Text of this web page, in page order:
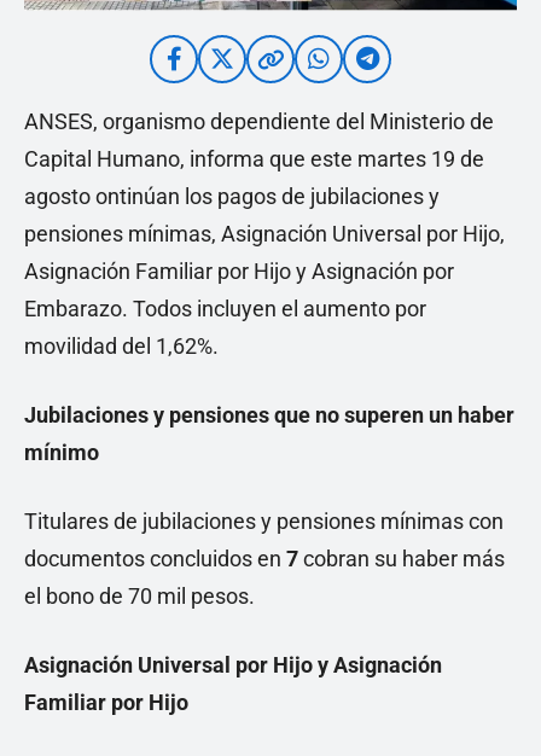
ANSES, organismo dependiente del Ministerio de
Capital Humano, informa que este martes 19 de
agosto ontinúan los pagos de jubilaciones y
pensiones mínimas, Asignación Universal por Hijo,
Asignación Familiar por Hijo y Asignación por
Embarazo. Todos incluyen el aumento por
movilidad del 1,62%.
Jubilaciones y pensiones que no superen un haber
mínimo
Titulares de jubilaciones y pensiones mínimas con
documentos concluidos en 7cobran su haber más
el bono de 70 mil pesos.
Asignación Universal por Hijo y Asignación
Familiar por Hijo